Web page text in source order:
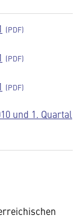
und 1. Quartal